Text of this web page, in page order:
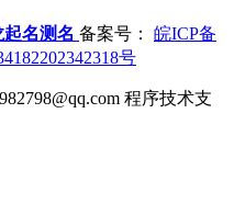
起名测名 备案号： 皖ICP备
号
程序技术支